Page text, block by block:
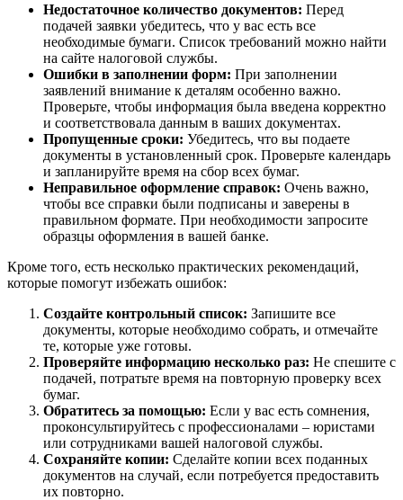
Недостаточное количество документов: Перед
подачей заявки убедитесь, что у вас есть все
необходимые бумаги. Список требований можно найти
на сайте налоговой службы.
Ошибки в заполнении форм: При заполнении
заявлений внимание к деталям особенно важно.
Проверьте, чтобы информация была введена корректно
и соответствовала данным в ваших документах.
Пропущенные сроки: Убедитесь, что вы подаете
документы в установленный срок. Проверьте календарь
и запланируйте время на сбор всех бумаг.
Неправильное оформление справок: Очень важно,
чтобы все справки были подписаны и заверены в
правильном формате. При необходимости запросите
образцы оформления в вашей банке.
Кроме того, есть несколько практических рекомендаций,
которые помогут избежать ошибок:
Создайте контрольный список: Запишите все
документы, которые необходимо собрать, и отмечайте
те, которые уже готовы.
Проверяйте информацию несколько раз: Не спешите с
подачей, потратьте время на повторную проверку всех
бумаг.
Обратитесь за помощью: Если у вас есть сомнения,
проконсультируйтесь с профессионалами – юристами
или сотрудниками вашей налоговой службы.
Сохраняйте копии: Сделайте копии всех поданных
документов на случай, если потребуется предоставить
их повторно.